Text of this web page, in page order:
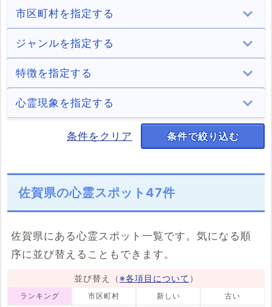
市区町村を指定する
11件
唐津市
9件
伊万里市
1件
6件 1件
1件
ジャンルを指定する
トンネル
3件
山・森
7件 1件
5件
川・滝
4件
橋
3件
特徴を指定する
デートスポット
3件
パワースポット
1件
6件
処刑場
2件
心霊現象を指定する
1件
男性の霊
16件
女性の霊
20件
人影
2件
心霊写真
7件
祟り
4件
条件をクリア 条件で絞り込む
佐賀県の心霊スポット47件
佐賀県にある心霊スポット一覧です。気になる順
序に並び替えることもできます。
並び替え（※各項目について ）
ランキング 市区町村 新しい
古い